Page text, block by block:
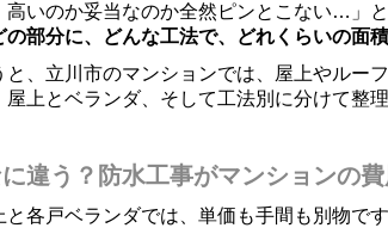
高いのか妥当なのか全然ピンとこない…」
の部分に、どんな工法で、どれくらいの面
、立川市のマンションでは、屋上やルー
上とベランダ、そして工法別に分けて整理
違う？防水工事がマンションの
各戸ベランダでは、単価も手間も別物